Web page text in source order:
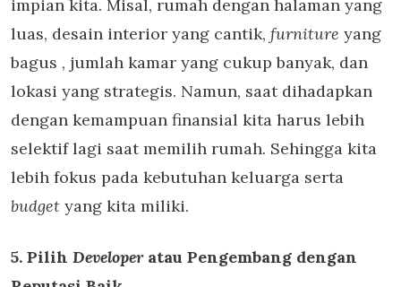
impian kita. Misal, rumah dengan halaman yang
luas, desain interior yang cantik, furniture yang
bagus , jumlah kamar yang cukup banyak, dan
lokasi yang strategis. Namun, saat dihadapkan
dengan kemampuan finansial kita harus lebih
selektif lagi saat memilih rumah. Sehingga kita
lebih fokus pada kebutuhan keluarga serta
budget yang kita miliki.
5. Pilih Developeratau Pengembang dengan